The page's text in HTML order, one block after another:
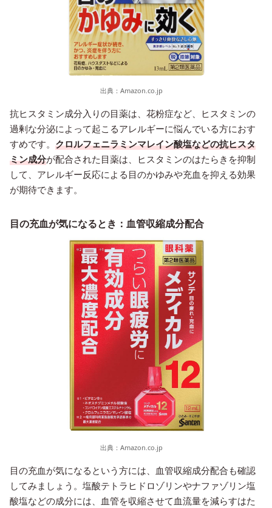
出典： Amazon.co.jp
抗ヒスタミン成分入りの目薬は、花粉症など、ヒスタミンの
過剰な分泌によって起こるアレルギーに悩んでいる方におす
すめです。 クロルフェニラミンマレイン酸塩などの抗ヒスタ
ミン成分が配合された目薬は、ヒスタミンのはたらきを抑制
して、アレルギー反応による目のかゆみや充血を抑える効果
が期待できます。
目の充血が気になるとき：血管収縮成分配合
出典： Amazon.co.jp
目の充血が気になるという方には、血管収縮成分配合も確認
してみましょう。塩酸テトラヒドロゾリンやナファゾリン塩
酸塩などの成分には、血管を収縮させて血流量を減らすはた